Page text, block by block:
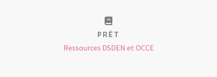
PRÊT
Ressources DSDEN et OCCE